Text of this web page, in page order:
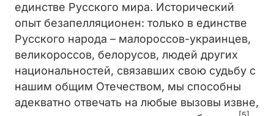
единстве Русского мира. Исторический
опыт безапелляционен: только в единстве
Русского народа – малороссов-украинцев,
великороссов, белорусов, людей других
национальностей, связавших свою судьбу с
нашим общим Отечеством, мы способны
адекватно отвечать на любые вызовы извне,